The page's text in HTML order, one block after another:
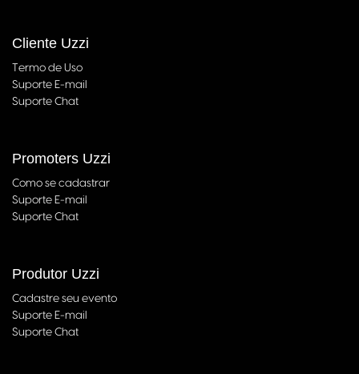
Cliente Uzzi
Termo de Uso
Suporte E-mail
Suporte Chat
Promoters Uzzi
Como se cadastrar
Suporte E-mail
Suporte Chat
Produtor Uzzi
Cadastre seu evento
Suporte E-mail
Suporte Chat